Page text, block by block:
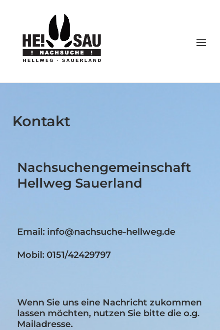
Kontakt
Nachsuchengemeinschaft
Hellweg Sauerland
Email: info@nachsuche-hellweg.de
Mobil: 0151/42429797
Wenn Sie uns eine Nachricht zukommen
lassen möchten, nutzen Sie bitte die o.g.
Mailadresse.